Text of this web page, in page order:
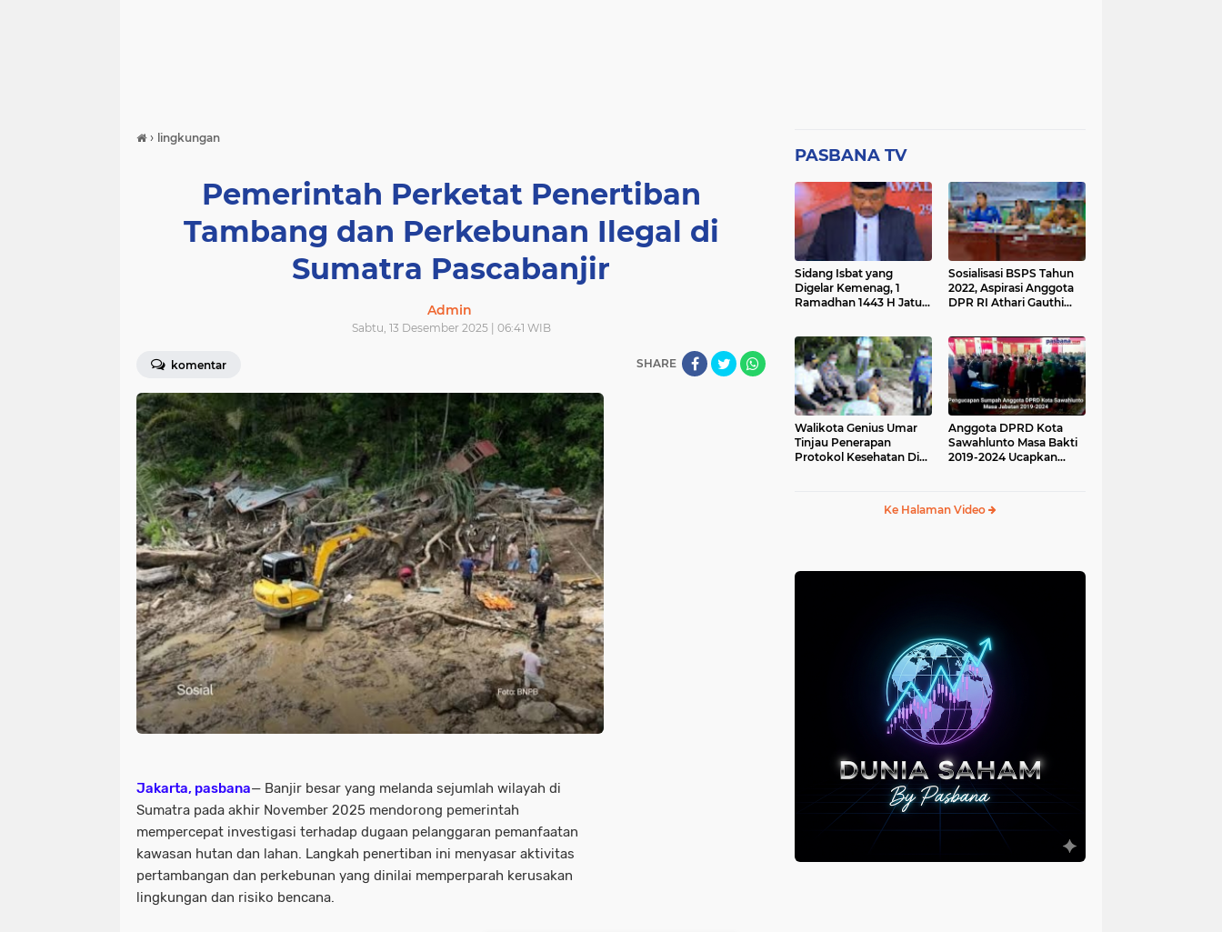
› lingkungan
Pemerintah Perketat Penertiban
Tambang dan Perkebunan Ilegal di
Sumatra Pascabanjir
Admin
Sabtu, 13 Desember 2025 | 06:41 WIB
komentar SHARE
Jakarta, pasbana— Banjir besar yang melanda sejumlah wilayah di
Sumatra pada akhir November 2025 mendorong pemerintah
mempercepat investigasi terhadap dugaan pelanggaran pemanfaatan
kawasan hutan dan lahan. Langkah penertiban ini menyasar aktivitas
pertambangan dan perkebunan yang dinilai memperparah kerusakan
lingkungan dan risiko bencana.
PASBANA TV
Sidang Isbat yang
Digelar Kemenag, 1
Ramadhan 1443 H Jatuh
Sosialisasi BSPS Tahun
2022, Aspirasi Anggota
DPR RI Athari Gauthi
Walikota Genius Umar
Tinjau Penerapan
Protokol Kesehatan Di
Anggota DPRD Kota
Sawahlunto Masa Bakti
2019-2024 Ucapkan
Ke Halaman Video